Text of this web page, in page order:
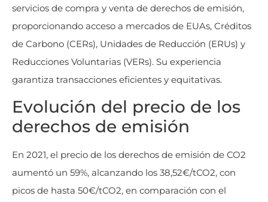
servicios de compra y venta de derechos de emisión,
proporcionando acceso a mercados de EUAs, Créditos
de Carbono (CERs), Unidades de Reducción (ERUs) y
Reducciones Voluntarias (VERs). Su experiencia
garantiza transacciones eficientes y equitativas.
Evolución del precio de los
derechos de emisión
En 2021, el precio de los derechos de emisión de CO2
aumentó un 59%, alcanzando los 38,52€/tCO2, con
picos de hasta 50€/tCO2, en comparación con el